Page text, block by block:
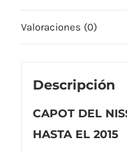
Valoraciones (0)
Descripción
CAPOT DEL
HASTA EL 2015